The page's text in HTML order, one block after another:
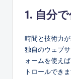
1. 自分
時間と技術力
独自のウェブ
ォームを使え
トロールできま